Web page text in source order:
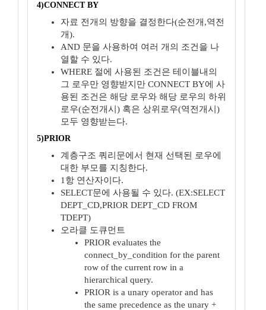
4)CONNECT BY
자료 전개의 방향을 결정한다(순전개,역전
개).
AND 문을 사용하여 여러 개의 조건을 나
열할 수 있다.
WHERE 절에 사용된 조건은 테이블내의
그 로우만 영향받지만 CONNECT BY에 사
용된 조건은 해당 로우와 해당 로우의 하위
로우(순전개시) 혹은 상위로우(역전개시)
모두 영향받는다.
5)PRIOR
계층구조 쿼리문에서 현재 선택된 로우에
대한 부모를 지칭한다.
1항 연산자이다.
SELECT문에 사용될 수 있다. (EX:SELECT
DEPT_CD,PRIOR DEPT_CD FROM
TDEPT)
오라클 도큐먼트
PRIOR evaluates the
connect_by_condition for the parent
row of the current row in a
hierarchical query.
PRIOR is a unary operator and has
the same precedence as the unary +